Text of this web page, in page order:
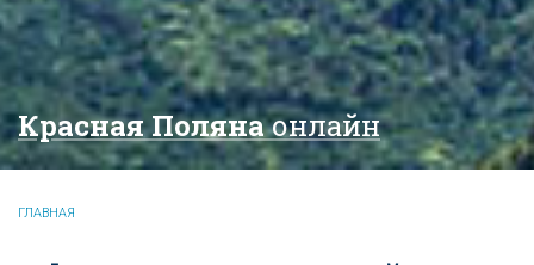
Красная Полянаонлайн
ГЛАВНАЯ